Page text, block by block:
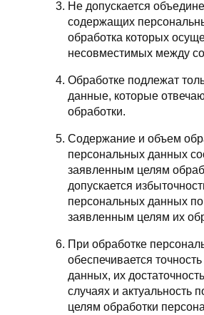
Не допускается
содержащих
обработка которых
несовместимых между
Обработке подлежат
данные, которые
обработки.
Содержание и объем
персональных данных
заявленным целям
допускается
персональных данных
заявленным целям их
При обработке
обеспечивается
данных, их
случаях и актуальность
целям обработки